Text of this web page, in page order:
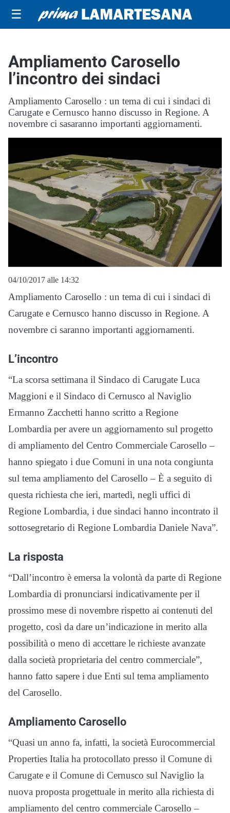
☰
Ampliamento Carosello
l’incontro dei sindaci
Ampliamento Carosello : un tema di cui i sindaci di
Carugate e Cernusco hanno discusso in Regione. A
novembre ci sasaranno importanti aggiornamenti.
04/10/2017 alle 14:32
Ampliamento Carosello : un tema di cui i sindaci di
Carugate e Cernusco hanno discusso in Regione. A
novembre ci saranno importanti aggiornamenti.
L’incontro
“La scorsa settimana il Sindaco di Carugate Luca
Maggioni e il Sindaco di Cernusco al Naviglio
Ermanno Zacchetti hanno scritto a Regione
Lombardia per avere un aggiornamento sul progetto
di ampliamento del Centro Commerciale Carosello –
hanno spiegato i due Comuni in una nota congiunta
sul tema ampliamento del Carosello – È a seguito di
questa richiesta che ieri, martedì, negli uffici di
Regione Lombardia, i due sindaci hanno incontrato il
sottosegretario di Regione Lombardia Daniele Nava”.
La risposta
“Dall’incontro è emersa la volontà da parte di Regione
Lombardia di pronunciarsi indicativamente per il
prossimo mese di novembre rispetto ai contenuti del
progetto, così da dare un’indicazione in merito alla
possibilità o meno di accettare le richieste avanzate
dalla società proprietaria del centro commerciale”,
hanno fatto sapere i due Enti sul tema ampliamento
del Carosello.
Ampliamento Carosello
“Quasi un anno fa, infatti, la società Eurocommercial
Properties Italia ha protocollato presso il Comune di
Carugate e il Comune di Cernusco sul Naviglio la
nuova proposta progettuale in merito alla richiesta di
ampliamento del centro commerciale Carosello –